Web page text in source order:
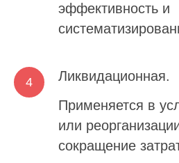
эффективность и
Ликвидационная.
Применяется в
или
сокращение